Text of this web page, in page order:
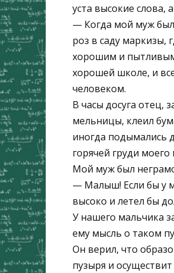
уста высокие слова,
— Когда мой муж
роз в саду маркизы,
хорошим и
хорошей школе, и
человеком.
В часы досуга отец,
мельницы, клеил
иногда подымались
горячей груди моего
Мой муж был
— Малыш! Если бы у
высоко и летел бы
У нашего мальчика
ему мысль о таком
Он верил, что
пузыря и